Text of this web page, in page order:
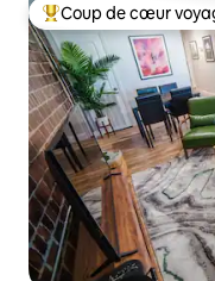
Coups de cœur
Coup de cœur